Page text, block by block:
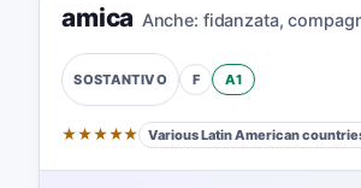
amica Anche: fidanzata,
SOSTANTIVO F A1
★★★★★ Various Latin American